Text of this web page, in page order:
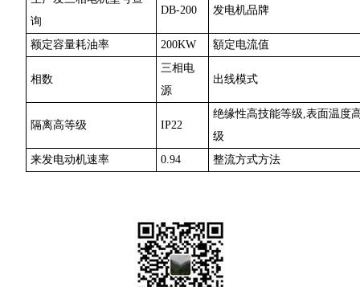
询
DB-200 发电机品牌
额定容量耗油率 200KW 額定电流值
相数
三相电
源
出线模式
隔离高等级 IP22
绝缘性高技能等级,表面温度
级
来发电动机速率
0.94 整流方式方法